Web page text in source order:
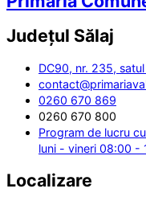
Județul Sălaj
DC90, nr. 235,
0260 670 869
0260 670 800
Program de lucru
luni - vineri 08:00 -
Localizare